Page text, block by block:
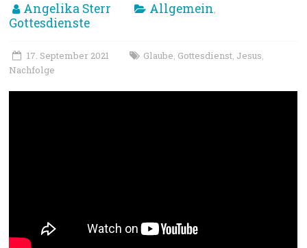
Angelika Sterr Allgemein,
Gottesdienste
17. September 2021 Glaube, Gottesdienst, Jesus,
Nachfolge